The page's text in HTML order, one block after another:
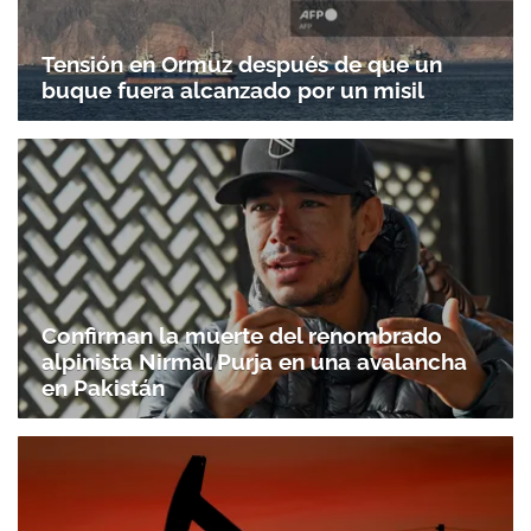
Tensión en Ormuz después de que un
buque fuera alcanzado por un misil
Confirman la muerte del renombrado
alpinista Nirmal Purja en una avalancha
en Pakistán